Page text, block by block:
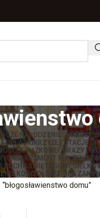
BOŻE NARODZENIECHRZEST
I OPŁATKIKRZYŻE I STACJE
KSIĄŻKOWEOBRAZY I
SAKRAMENT
ŚWIĘTEGO WĘGIELKI
KOŚCIOŁÓWZIOŁA
domu”